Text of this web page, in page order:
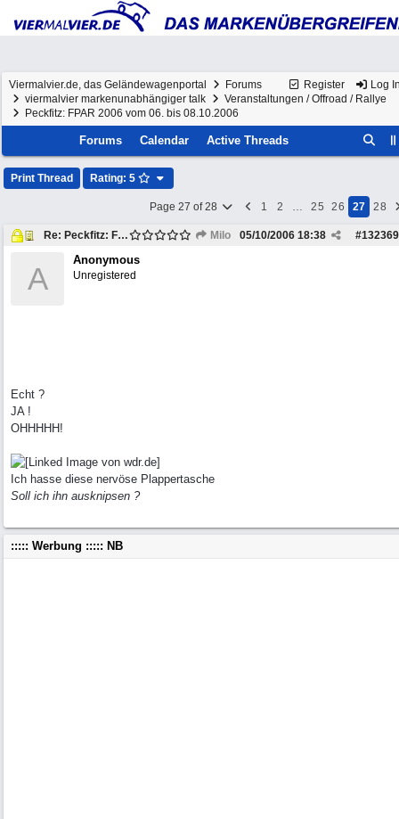
Register Log
Viermalvier.de, das Geländewagenportal
Forums
viermalvier markenunabhängiger talk
Veranstaltungen / Offroad / Rallye
Peckfitz: FPAR 2006 vom 06. bis 08.10.2006
Forums Calendar Active Threads
Print Thread Rating: 5
Page 27 of 28 1 2 … 25 26 27 28
Re: Peckfitz: FPAR 2006 vom 06. bis 08.10.2006 Milo #132369
05/10/2006 18:38
A
Anonymous
Unregistered
Echt ?
JA !
OHHHHH!
Ich hasse diese nervöse Plappertasche
Soll ich ihn ausknipsen ?
::::: Werbung ::::: NB